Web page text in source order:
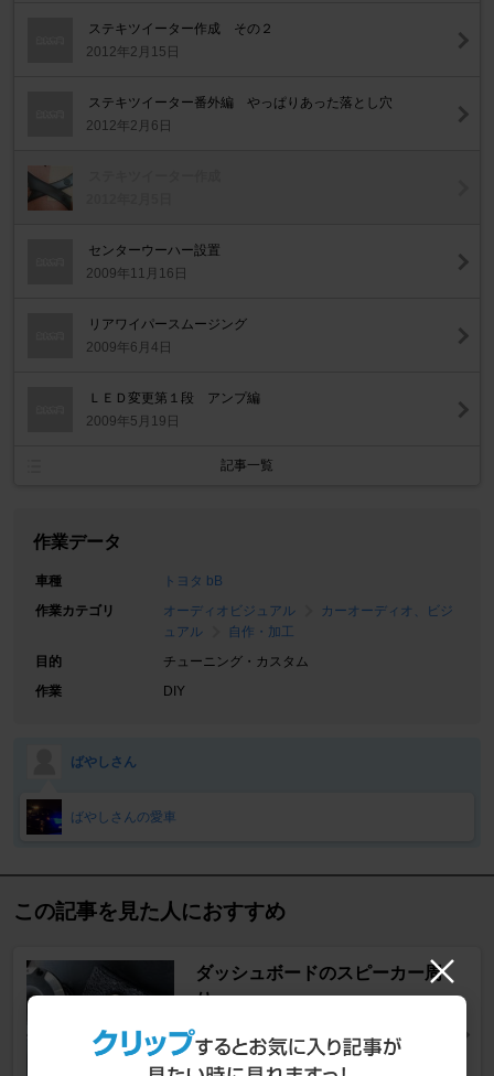
ステキツイーター作成 その２
2012年2月15日
ステキツイーター番外編 やっぱりあった落とし穴
2012年2月6日
センターウーハー設置
2009年11月16日
リアワイパースムージング
2009年6月4日
ＬＥＤ変更第１段 アンプ編
2009年5月19日
記事一覧
作業データ
車種
トヨタ bB
作業カテゴリ
オーディオビジュアル
カーオーディオ、ビジ
ュアル
自作・加工
目的
チューニング・カスタム
作業
DIY
ばやしさん
ばやしさんの愛車
この記事を見た人におすすめ
ダッシュボードのスピーカー周
り
bB
稲葉ばなお a.k.a. バナナさん